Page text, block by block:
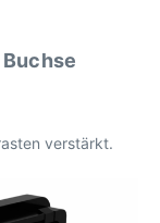
Buchse
verstärkt.